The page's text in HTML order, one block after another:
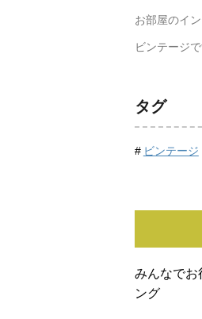
お部屋のイ
ビンテージ
タグ
ビンテージ
みんなでお
ング